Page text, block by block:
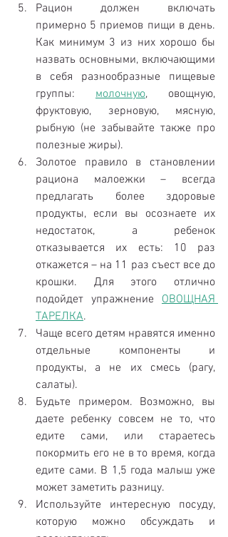
Рацион должен включать
примерно 5 приемов пищи в день.
Как минимум 3 из них хорошо бы
назвать основными, включающими
в себя разнообразные пищевые
группы: молочную, овощную,
фруктовую, зерновую, мясную,
рыбную (не забывайте также про
полезные жиры).
Золотое правило в становлении
рациона малоежки – всегда
предлагать более здоровые
продукты, если вы осознаете их
недостаток, а ребенок
отказывается их есть: 10 раз
откажется – на 11 раз съест все до
крошки. Для этого отлично
подойдет упражнение ОВОЩНАЯ
ТАРЕЛКА.
Чаще всего детям нравятся именно
отдельные компоненты и
продукты, а не их смесь (рагу,
салаты).
Будьте примером. Возможно, вы
даете ребенку совсем не то, что
едите сами, или стараетесь
покормить его не в то время, когда
едите сами. В 1,5 года малыш уже
может заметить разницу.
Используйте интересную посуду,
которую можно обсуждать и